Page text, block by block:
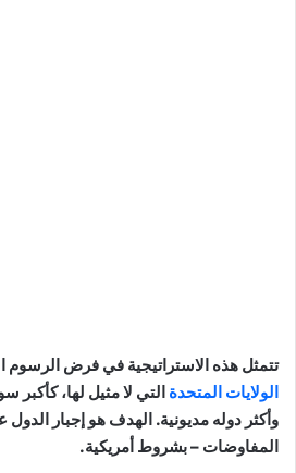
تتمثل هذه الاستراتيجية في فرض الرسوم
الولايات المتحدة التي لا مثيل لها، كأكبر
وأكثر دوله مديونية. الهدف هو إجبار
المفاوضات – بشروط أمريكية.